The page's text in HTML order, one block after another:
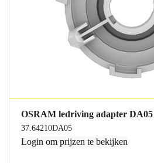
OSRAM ledriving adapter DA05
37.64210DA05
Login om prijzen te bekijken